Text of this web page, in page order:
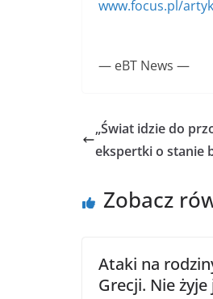
www.focus.pl/
— eBT News —
„Świat idzie do
ekspertki o stanie
Zobacz
Ataki na
Grecji. Nie